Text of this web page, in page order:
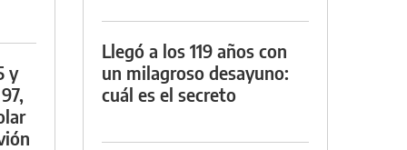
y
Llegó a los 119 años con
un milagroso desayuno:
cuál es el secreto